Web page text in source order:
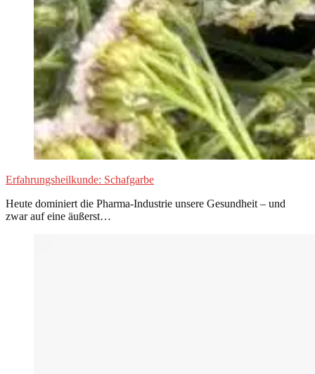
Erfahrungsheilkunde: Schafgarbe
Heute dominiert die Pharma-Industrie unsere Gesundheit – und
zwar auf eine äußerst…